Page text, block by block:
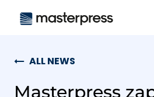
ALL NEWS
Masterpress